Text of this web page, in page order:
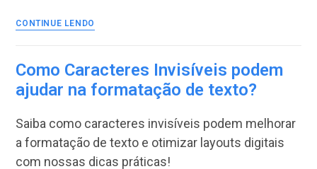
CONTINUE LENDO
Vender
Todos
os
Dias
gastar
um
Como Caracteres Invisíveis podem
ajudar na formatação de texto?
Saiba como caracteres invisíveis podem melhorar
a formatação de texto e otimizar layouts digitais
com nossas dicas práticas!